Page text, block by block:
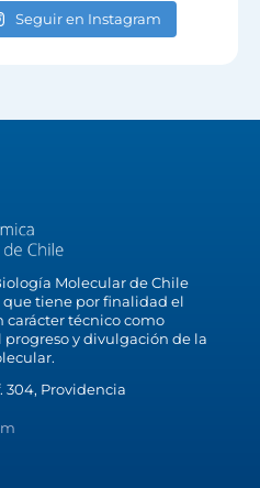
Seguir en Instagram
Molecular de Chile
que tiene por finalidad el
carácter técnico como
y divulgación de la
304, Providencia